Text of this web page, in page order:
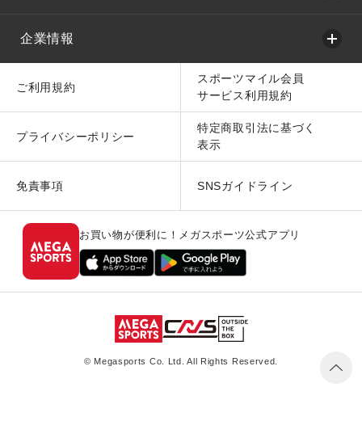
企業情報
ご利用規約
スポーツマイル会員
サービス利用規約
プライバシーポリシー
特定商取引法に基づく
表示
免責事項 SNSガイドライン
お買い物が便利に！メガスポーツ公式アプリ
© Megasports Co. Ltd. All Rights Reserved.